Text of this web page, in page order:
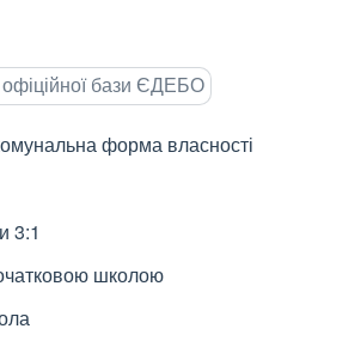
бази ЄДЕБО
форма власності
3:1
школою